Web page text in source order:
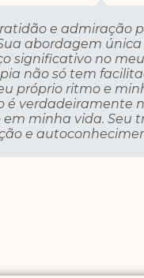
e admiração
abordagem
significativo no
não só tem
próprio ritmo e
verdadeiramente
minha vida. Seu
e